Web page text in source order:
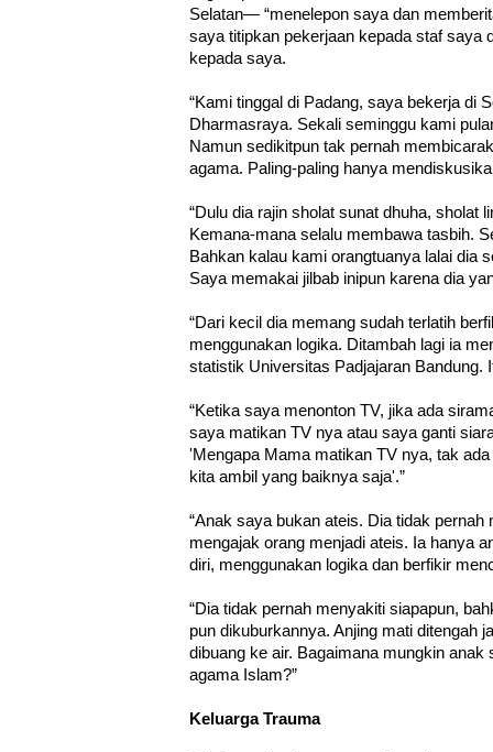
Selatan— “menelepon saya dan
saya titipkan pekerjaan kepada staf saya
kepada saya.
“Kami tinggal di Padang, saya bekerja di
Dharmasraya. Sekali seminggu kami
Namun sedikitpun tak pernah
agama. Paling-paling hanya
“Dulu dia rajin sholat sunat dhuha, sholat
Kemana-mana selalu membawa tasbih.
Bahkan kalau kami orangtuanya lalai dia
Saya memakai jilbab inipun karena dia
“Dari kecil dia memang sudah terlatih
menggunakan logika. Ditambah lagi ia
statistik Universitas Padjajaran Bandung.
“Ketika saya menonton TV, jika ada
saya matikan TV nya atau saya ganti
'Mengapa Mama matikan TV nya, tak
kita ambil yang baiknya saja'.”
“Anak saya bukan ateis. Dia tidak pernah
mengajak orang menjadi ateis. Ia hanya
diri, menggunakan logika dan berfikir
“Dia tidak pernah menyakiti siapapun,
pun dikuburkannya. Anjing mati ditengah
dibuang ke air. Bagaimana mungkin
agama Islam?”
Keluarga Trauma